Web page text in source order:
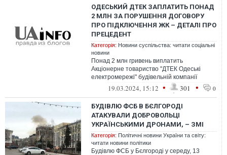
ОДЕСЬКИЙ ДТЕК ЗАПЛАТИТЬ ПОНАД
2 МЛН ЗА ПОРУШЕННЯ ДОГОВОРУ
ПРО ПІДКЛЮЧЕННЯ ЖК – ДЕТАЛІ ПРО
ПРЕЦЕДЕНТ
Категорія: Новини суспільства: читати соціальні
новини
Понад 2 млн гривень виплатить
Акціонерне товариство "ДТЕК Одеські
електромережі" будівельній компанії
"Фамільний дім" за зрив термінів
підключення жит...
19.03.2024, 15:12 • 301 • 0
БУДІВЛЮ ФСБ В БЄЛГОРОДІ
АТАКУВАЛИ ДОБРОВОЛЬЦІ
УКРАЇНСЬКИМИ ДРОНАМИ, – ЗМІ
Категорія: Політичні новини України та світу:
читати новини політики
Будівлю ФСБ у Бєлгороді у середу, 13